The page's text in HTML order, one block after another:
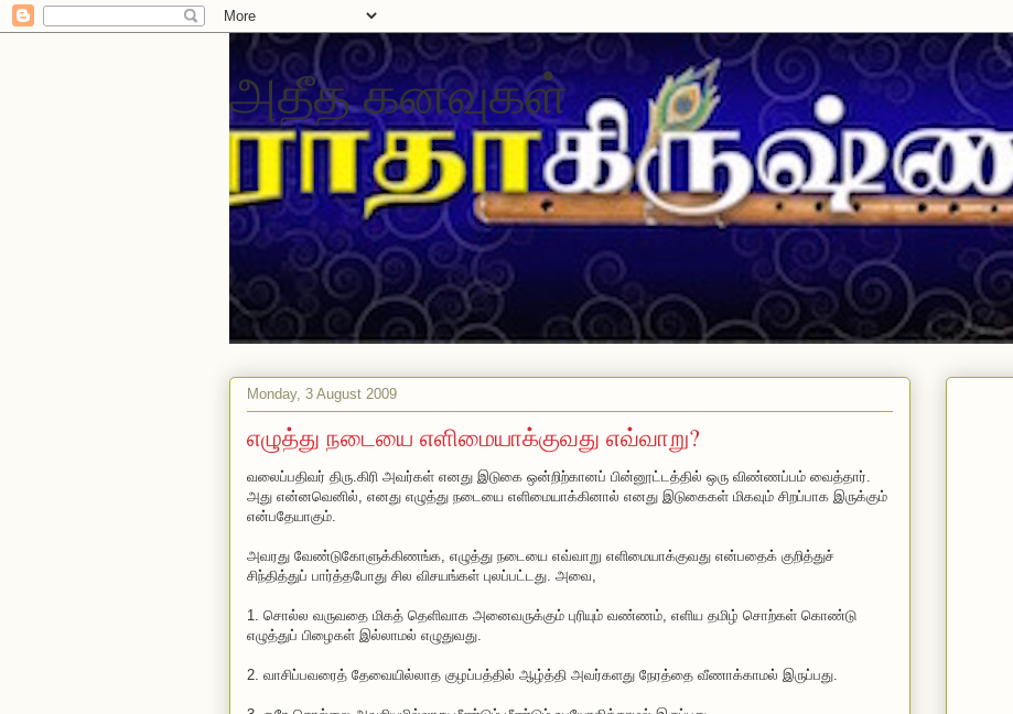
அதீத கனவுகள்
Monday, 3 August 2009
எழுத்து நடையை எளிமையாக்குவது எவ்வாறு?
வலைப்பதிவர் திரு.கிரி அவர்கள் எனது இடுகை ஒன்றிற்கானப் பின்னூட்டத்தில் ஒரு விண்ணப்பம் வைத்தார்.
அது என்னவெனில், எனது எழுத்து நடையை எளிமையாக்கினால் எனது இடுகைகள் மிகவும் சிறப்பாக இருக்கும்
என்பதேயாகும்.
அவரது வேண்டுகோளுக்கிணங்க, எழுத்து நடையை எவ்வாறு எளிமையாக்குவது என்பதைக் குறித்துச்
சிந்தித்துப் பார்த்தபோது சில விசயங்கள் புலப்பட்டது. அவை,
1. சொல்ல வருவதை மிகத் தெளிவாக அனைவருக்கும் புரியும் வண்ணம், எளிய தமிழ் சொற்கள் கொண்டு
எழுத்துப் பிழைகள் இல்லாமல் எழுதுவது.
2. வாசிப்பவரைத் தேவையில்லாத குழப்பத்தில் ஆழ்த்தி அவர்களது நேரத்தை வீணாக்காமல் இருப்பது.